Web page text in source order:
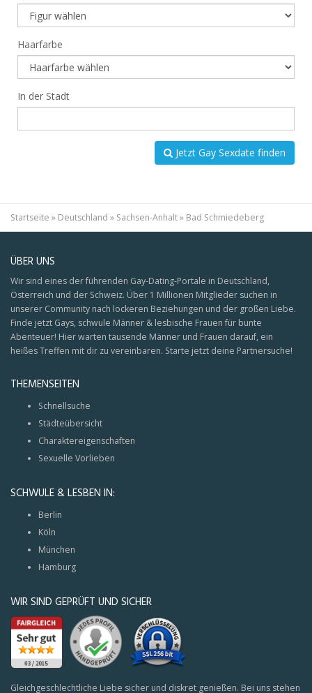
Haarfarbe
In der Stadt
Jetzt Gay Sexdate finden
Startseite » Deutschland » Sachsen-Anhalt» Bad Schmiedeberg
ÜBER UNS
Wir sind eines der führenden Gay-Dating-Portale in Deutschland,
Österreich und der Schweiz. Über 1 Millionen Mitglieder suchen in
unserer Community nach lockeren Beziehungen und der großen Liebe.
Finde jetzt Gays, schwule Männer & lesbische Frauen für bunte
Abenteuer! Hier warten tausende Männer und Frauen darauf, ein
heißes Treffen mit dir zu vereinbaren. Starte jetzt deine Partnersuche!
THEMENSEITEN
Schnellsuche
Städteübersicht
Charaktereigenschaften
Sexuelle Vorlieben
SCHWULE & LESBEN IN:
Berlin
Köln
München
Hamburg
WIR SIND GEPRÜFT UND SICHER
Gleichgeschlechtliche Liebe sicher und diskret genießen. Bei uns stehen